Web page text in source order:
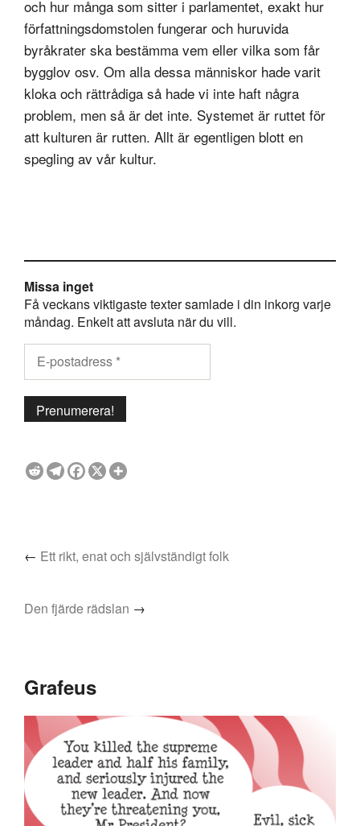
och hur många som sitter i parlamentet, exakt hur
författningsdomstolen fungerar och huruvida
byråkrater ska bestämma vem eller vilka som får
bygglov osv. Om alla dessa människor hade varit
kloka och rättrådiga så hade vi inte haft några
problem, men så är det inte. Systemet är ruttet för
att kulturen är rutten. Allt är egentligen blott en
spegling av vår kultur.
Missa inget
Få veckans viktigaste texter samlade i din inkorg varje
måndag. Enkelt att avsluta när du vill.
← Ett rikt, enat och självständigt folk
Den fjärde rädslan →
Grafeus